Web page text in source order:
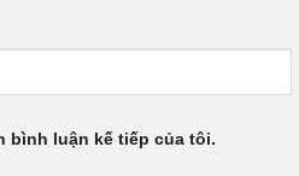
bình luận kế tiếp của tôi.